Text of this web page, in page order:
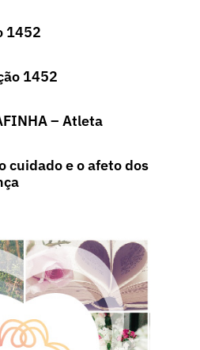
1452
1452
– Atleta
cuidado e o afeto dos